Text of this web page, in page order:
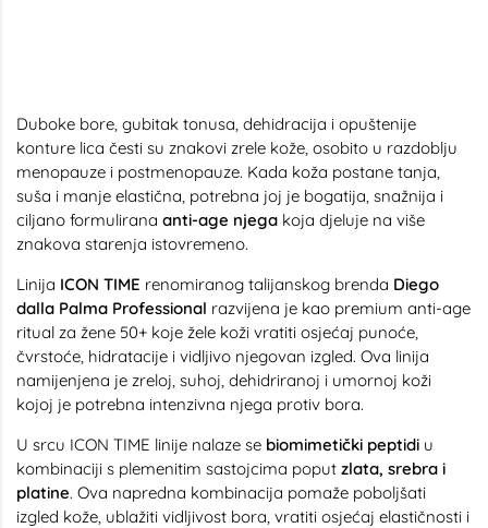
Duboke bore, gubitak tonusa, dehidracija i opuštenije
konture lica česti su znakovi zrele kože, osobito u razdoblju
menopauze i postmenopauze. Kada koža postane tanja,
suša i manje elastična, potrebna joj je bogatija, snažnija i
ciljano formulirana anti-age njega koja djeluje na više
znakova starenja istovremeno.
Linija ICON TIME renomiranog talijanskog brenda Diego
dalla Palma Professional razvijena je kao premium anti-age
ritual za žene 50+ koje žele koži vratiti osjećaj punoće,
čvrstoće, hidratacije i vidljivo njegovan izgled. Ova linija
namijenjena je zreloj, suhoj, dehidriranoj i umornoj koži
kojoj je potrebna intenzivna njega protiv bora.
U srcu ICON TIME linije nalaze se biomimetički peptidi u
kombinaciji s plemenitim sastojcima poput zlata, srebra i
platine. Ova napredna kombinacija pomaže poboljšati
izgled kože, ublažiti vidljivost bora, vratiti osjećaj elastičnosti i